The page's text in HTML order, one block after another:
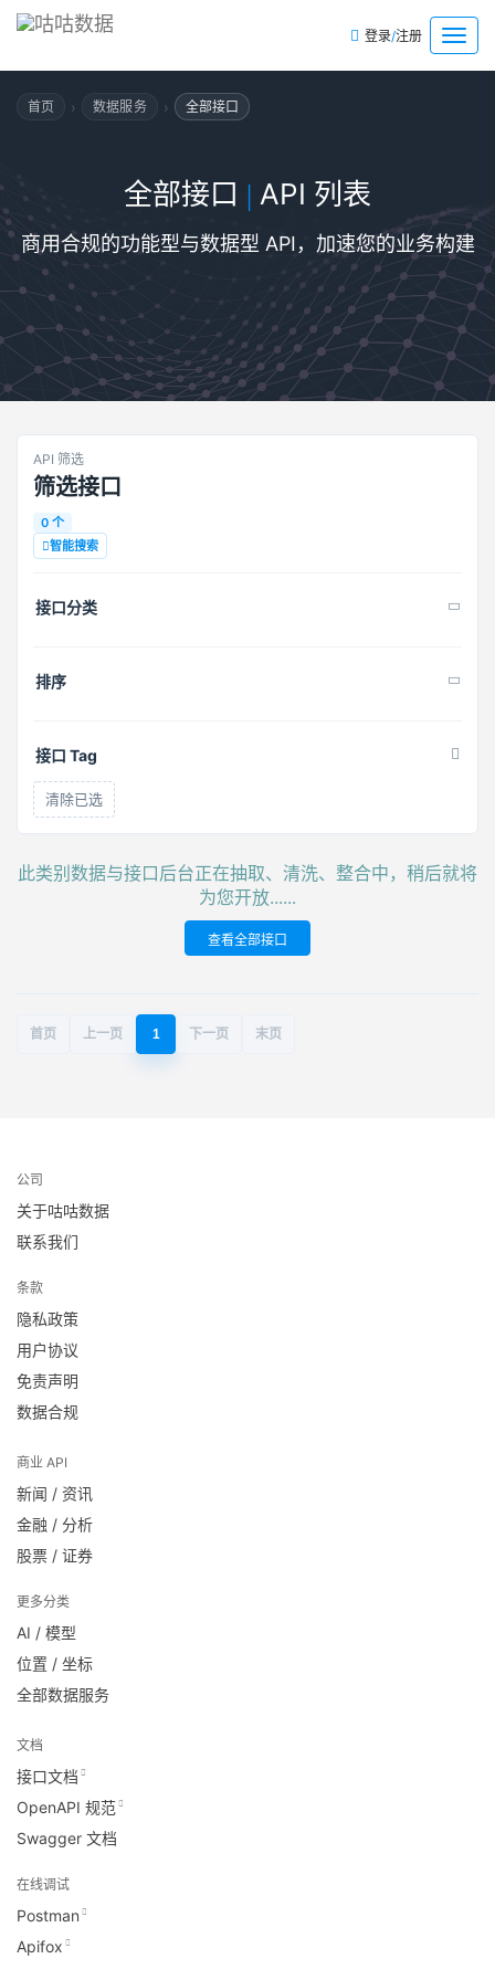
菜
单
登录/注册
首页 › 数据服务 › 全部接口
全部接口 | API 列表
商用合规的功能型与数据型 API，加速您的业务构建
API 筛选
筛选接口
0 个
智能搜索
接口分类
排序
接口 Tag
清除已选
此类别数据与接口后台正在抽取、清洗、整合中，稍后就将
为您开放......
查看全部接口
首页 上一页 1 下一页 末页
公司
关于咕咕数据
联系我们
条款
隐私政策
用户协议
免责声明
数据合规
商业 API
新闻 / 资讯
金融 / 分析
股票 / 证券
更多分类
AI / 模型
位置 / 坐标
全部数据服务
文档
接口文档
OpenAPI 规范
Swagger 文档
在线调试
Postman
Apifox